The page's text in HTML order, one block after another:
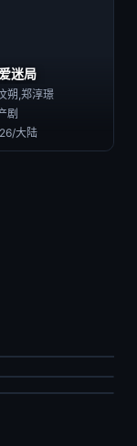
迷局
朔,郑淳璟
剧
大陆
大陆
2026-07-03
综艺
台湾